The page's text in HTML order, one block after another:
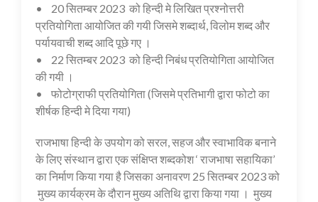
• 20 सितम्बर 2023 को हिन्दी मे लिखित प्रश्नोत्तरी
प्रतियोगिता आयोजित की गयी जिसमे शब्दार्थ, विलोम शब्द और
पर्यायवाची शब्द आदि पूछे गए ।
• 22 सितम्बर 2023 को हिन्दी निबंध प्रतियोगिता आयोजित
की गयी ।
• फोटोग्राफी प्रतियोगिता (जिसमे प्रतिभागी द्वारा फोटो का
शीर्षक हिन्दी मे दिया गया)
राजभाषा हिन्दी के उपयोग को सरल, सहज और स्वाभाविक बनाने
के लिए संस्थान द्वारा एक संक्षिप्त शब्दकोश ‘ राजभाषा सहायिका’
का निर्माण किया गया है जिसका अनावरण 25 सितम्बर 2023 को
मुख्य कार्यक्रम के दौरान मुख्य अतिथि द्वारा किया गया । मुख्य